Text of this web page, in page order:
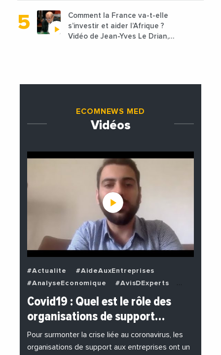
Comment la France va-t-elle
s’investir et aider l’Afrique ?
Vidéo de Jean-Yves Le Drian,
ECOMNEWS MED
Vidéos
#Actualite
#AideAuxEntreprises
#AnalyseEconomique
#AvisDExperts
#BuzzNews
#Decideurs
#EchangesMediterraneens
#EnDirectDe
#Entreprises
#Institutions
#PhotosEtVideos
Covid19 : Quel est le rôle des
organisations de support…
Pour surmonter la crise liée au coronavirus, les
organisations de support aux entreprises ont un